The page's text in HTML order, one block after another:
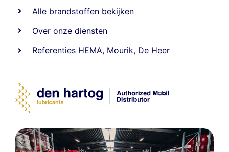
Alle brandstoffen bekijken
Over onze diensten
Referenties HEMA, Mourik, De Heer